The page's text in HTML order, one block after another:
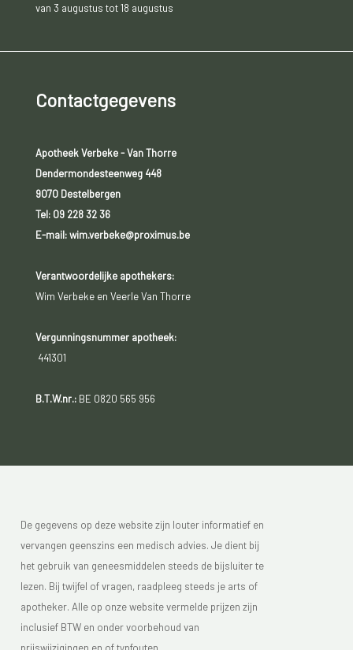
van 3 augustus tot 18 augustus
Contactgegevens
Apotheek Verbeke - Van Thorre
Dendermondesteenweg 448
9070 Destelbergen
Tel: 09 228 32 36
E-mail: wim.verbeke@proximus.be
Verantwoordelijke apothekers:
Wim Verbeke en Veerle Van Thorre
Vergunningsnummer apotheek:
441301
B.T.W.nr.:BE 0820 565 956
De gegevens op deze website zijn louter informatief en
vervangen geenszins een medisch advies. Je dient bij
het gebruik van geneesmiddelen steeds de bijsluiter te
lezen. Bij twijfel of vragen, raadpleeg steeds je arts of
apotheker. Alle op onze website vermelde prijzen zijn
inclusief BTW en onder voorbehoud van
prijswijzigingen en of typfouten.